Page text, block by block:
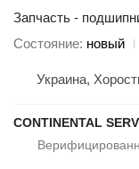
Запчасть -
Состояние новый
Украина,
CONTINENTAL